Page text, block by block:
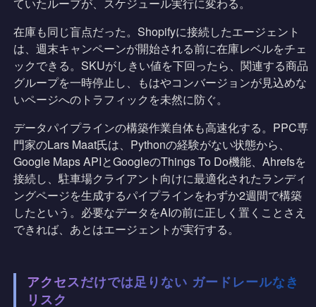
在庫も同じ盲点だった。Shopifyに接続したエージェント
は、週末キャンペーンが開始される前に在庫レベルをチェ
ックできる。SKUがしきい値を下回ったら、関連する商品
グループを一時停止し、もはやコンバージョンが見込めな
いページへのトラフィックを未然に防ぐ。
データパイプラインの構築作業自体も高速化する。PPC専
門家のLars Maat氏は、Pythonの経験がない状態から、
Google Maps APIとGoogleのThings To Do機能、Ahrefsを
接続し、駐車場クライアント向けに最適化されたランディ
ングページを生成するパイプラインをわずか2週間で構築
したという。必要なデータをAIの前に正しく置くことさえ
できれば、あとはエージェントが実行する。
アクセスだけでは足りない ガードレールなき
リスク